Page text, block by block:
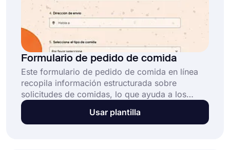
Formulario de pedido de comida
Este formulario de pedido de comida en línea
recopila información estructurada sobre
solicitudes de comidas, lo que ayuda a los
restaurantes o proveedores de catering a
gestionar los pedidos en línea de manera
Usar plantilla